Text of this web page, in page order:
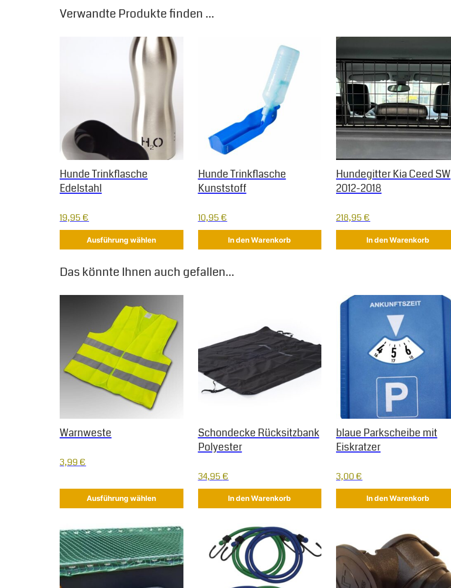
Verwandte Produkte finden ...
Hunde Trinkflasche
Edelstahl
19,95€
Ausführung wählen
Dieses Produkt weist mehrere Varianten auf. Die Optionen können auf der Produktseite gewählt werden
Hunde Trinkflasche
Kunststoff
10,95€
In den Warenkorb
Hundegitter Kia Ceed SW
2012-2018
218,95€
In den Warenkorb
Das könnte Ihnen auch gefallen...
Warnweste
3,99€
Ausführung wählen
Dieses Produkt weist mehrere Varianten auf. Die Optionen können auf der Produktseite gewählt werden
Schondecke Rücksitzbank
Polyester
34,95€
In den Warenkorb
blaue Parkscheibe mit
Eiskratzer
3,00€
In den Warenkorb
Dieses Produkt weist mehrere Varianten auf. Die Optionen können auf der Produktseite gewählt werden